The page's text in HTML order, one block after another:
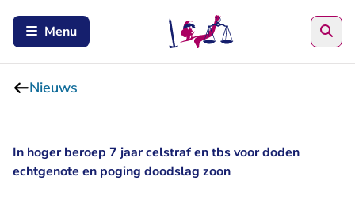
Menu
Nieuws
In hoger beroep 7 jaar celstraf en tbs voor doden
echtgenote en poging doodslag zoon